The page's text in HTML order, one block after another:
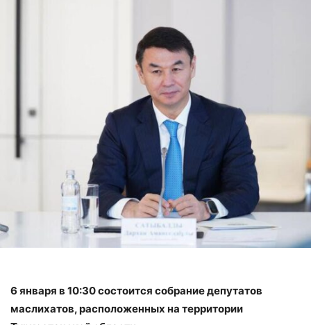
6 января в 10:30 состоится собрание депутатов
маслихатов, расположенных на территории